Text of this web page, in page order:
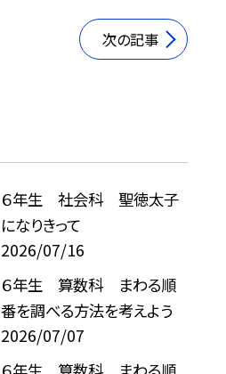
次の記事
６年生 社会科 聖徳太子
になりきって
2026/07/16
６年生 算数科 まわる順
番を調べる方法を考えよう
2026/07/07